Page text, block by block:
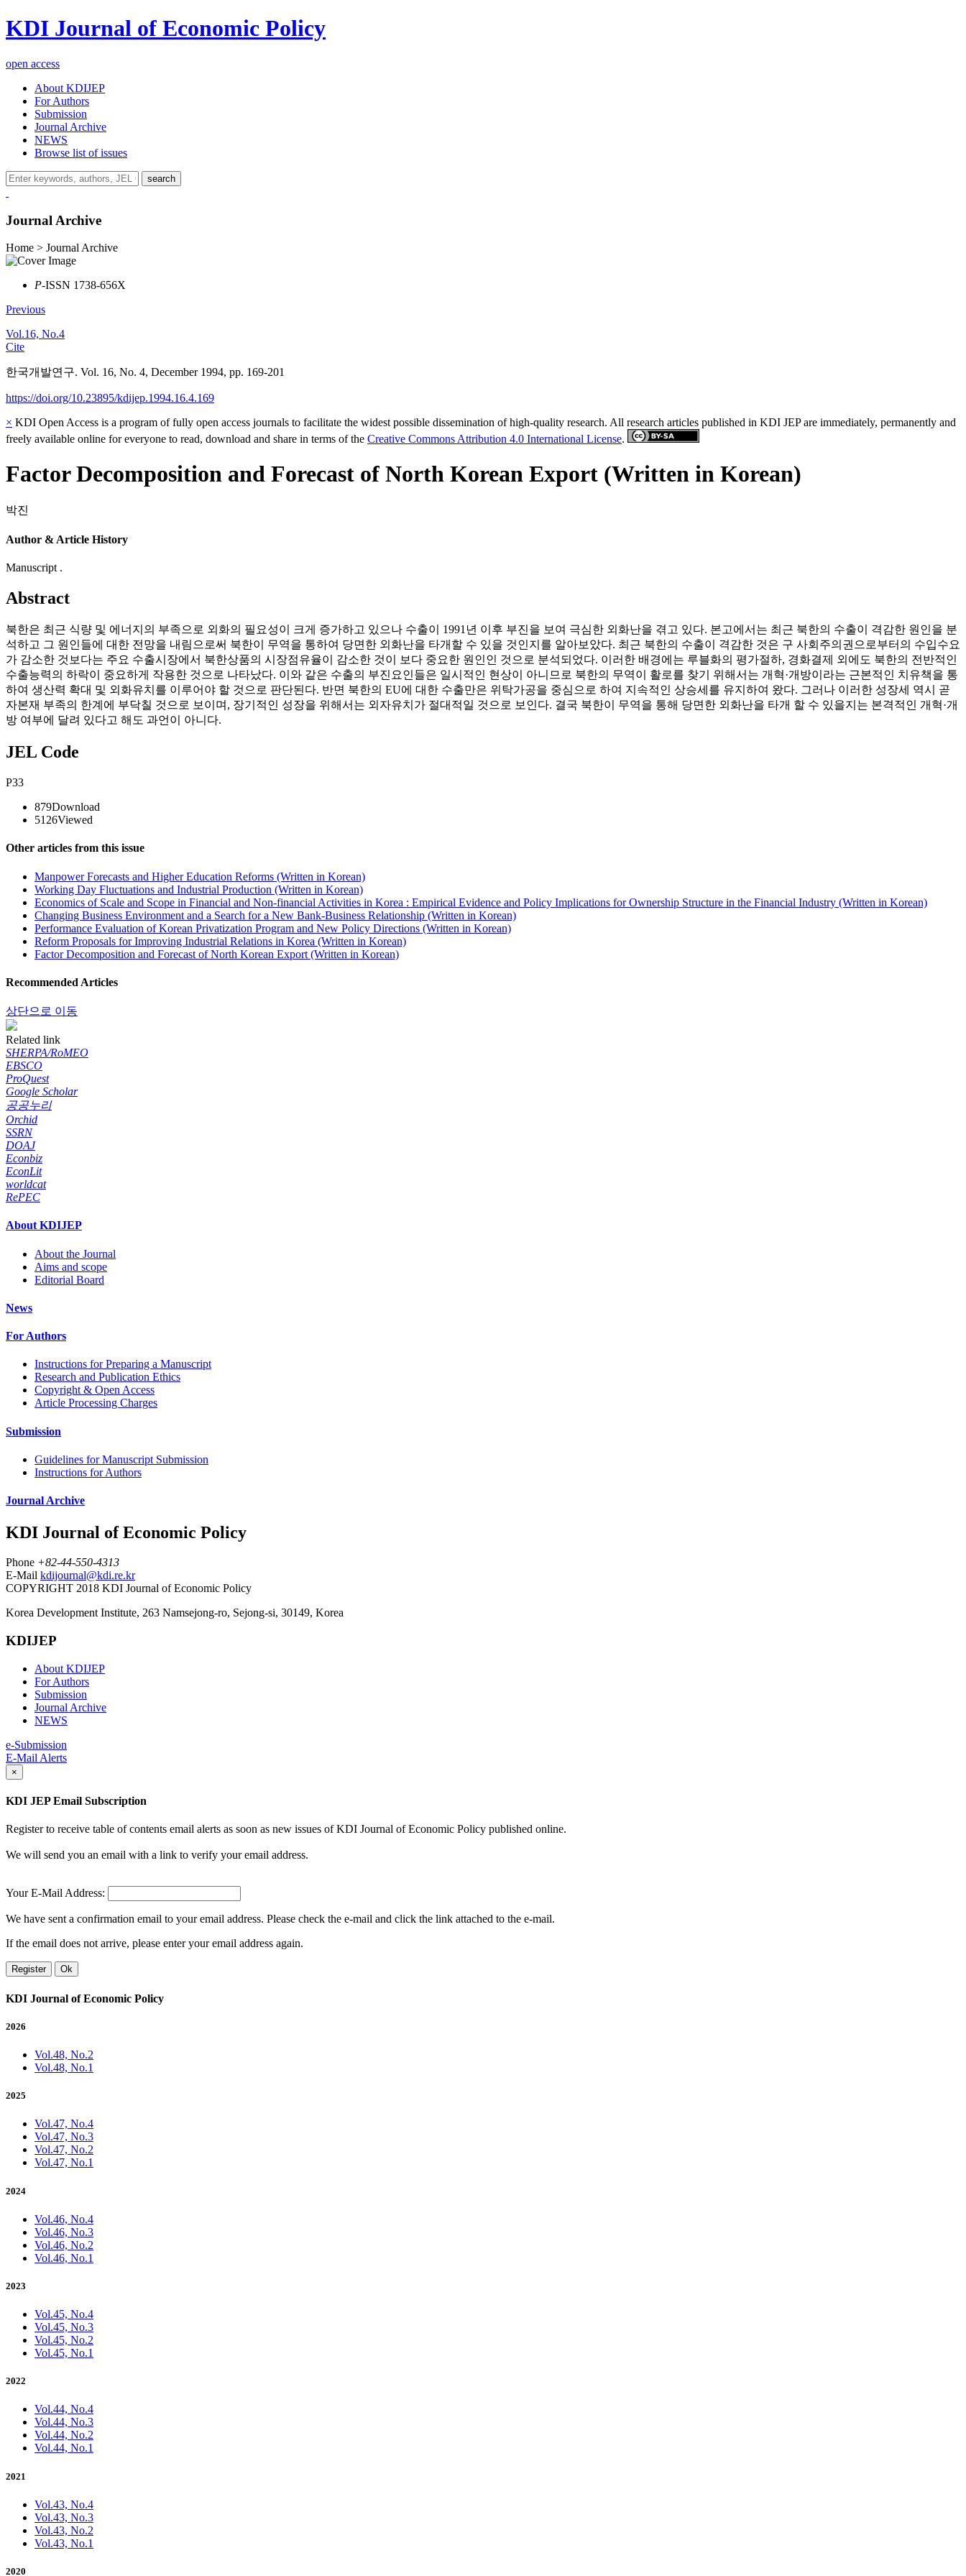
KDI Journal of Economic Policy
open access
About KDIJEP
For Authors
Submission
Journal Archive
NEWS
Browse list of issues
search
Journal Archive
Home > Journal Archive
P-ISSN 1738-656X
Previous
Vol.16, No.4
Cite
한국개발연구. Vol. 16, No. 4, December 1994, pp. 169-201
https://doi.org/10.23895/kdijep.1994.16.4.169
× KDI Open Access is a program of fully open access journals to facilitate the widest possible dissemination of high-quality research. All research articles published in KDI JEP are immediately, permanently and
freely available online for everyone to read, download and share in terms of the Creative Commons Attribution 4.0 International License.
Factor Decomposition and Forecast of North Korean Export (Written in Korean)
박진
Author & Article History
Manuscript .
Abstract
북한은 최근 식량 및 에너지의 부족으로 외화의 필요성이 크게 증가하고 있으나 수출이 1991년 이후 부진을 보여 극심한 외화난을 겪고 있다. 본고에서는 최근 북한의 수출이 격감한 원인을 분
석하고 그 원인들에 대한 전망을 내림으로써 북한이 무역을 통하여 당면한 외화난을 타개할 수 있을 것인지를 알아보았다. 최근 북한의 수출이 격감한 것은 구 사회주의권으로부터의 수입수요
가 감소한 것보다는 주요 수출시장에서 북한상품의 시장점유율이 감소한 것이 보다 중요한 원인인 것으로 분석되었다. 이러한 배경에는 루블화의 평가절하, 경화결제 외에도 북한의 전반적인
수출능력의 하락이 중요하게 작용한 것으로 나타났다. 이와 같은 수출의 부진요인들은 일시적인 현상이 아니므로 북한의 무역이 활로를 찾기 위해서는 개혁·개방이라는 근본적인 치유책을 통
하여 생산력 확대 및 외화유치를 이루어야 할 것으로 판단된다. 반면 북한의 EU에 대한 수출만은 위탁가공을 중심으로 하여 지속적인 상승세를 유지하여 왔다. 그러나 이러한 성장세 역시 곧
자본재 부족의 한계에 부닥칠 것으로 보이며, 장기적인 성장을 위해서는 외자유치가 절대적일 것으로 보인다. 결국 북한이 무역을 통해 당면한 외화난을 타개 할 수 있을지는 본격적인 개혁·개
방 여부에 달려 있다고 해도 과언이 아니다.
JEL Code
P33
879Download
5126Viewed
Other articles from this issue
Manpower Forecasts and Higher Education Reforms (Written in Korean)
Working Day Fluctuations and Industrial Production (Written in Korean)
Economics of Scale and Scope in Financial and Non-financial Activities in Korea : Empirical Evidence and Policy Implications for Ownership Structure in the Financial Industry (Written in Korean)
Changing Business Environment and a Search for a New Bank-Business Relationship (Written in Korean)
Performance Evaluation of Korean Privatization Program and New Policy Directions (Written in Korean)
Reform Proposals for Improving Industrial Relations in Korea (Written in Korean)
Factor Decomposition and Forecast of North Korean Export (Written in Korean)
Recommended Articles
상단으로 이동
Related link
SHERPA/RoMEO
EBSCO
ProQuest
Google Scholar
공공누리
Orchid
SSRN
DOAJ
Econbiz
EconLit
worldcat
RePEC
About KDIJEP
About the Journal
Aims and scope
Editorial Board
News
For Authors
Instructions for Preparing a Manuscript
Research and Publication Ethics
Copyright & Open Access
Article Processing Charges
Submission
Guidelines for Manuscript Submission
Instructions for Authors
Journal Archive
KDI Journal of Economic Policy
Phone +82-44-550-4313
E-Mail kdijournal@kdi.re.kr
COPYRIGHT 2018 KDI Journal of Economic Policy
Korea Development Institute, 263 Namsejong-ro, Sejong-si, 30149, Korea
KDIJEP
About KDIJEP
For Authors
Submission
Journal Archive
NEWS
e-Submission
E-Mail Alerts
×
KDI JEP Email Subscription
Register to receive table of contents email alerts as soon as new issues of KDI Journal of Economic Policy published online.
We will send you an email with a link to verify your email address.
Your E-Mail Address:
We have sent a confirmation email to your email address. Please check the e-mail and click the link attached to the e-mail.
If the email does not arrive, please enter your email address again.
Register Ok
KDI Journal of Economic Policy
2026
Vol.48, No.2
Vol.48, No.1
2025
Vol.47, No.4
Vol.47, No.3
Vol.47, No.2
Vol.47, No.1
2024
Vol.46, No.4
Vol.46, No.3
Vol.46, No.2
Vol.46, No.1
2023
Vol.45, No.4
Vol.45, No.3
Vol.45, No.2
Vol.45, No.1
2022
Vol.44, No.4
Vol.44, No.3
Vol.44, No.2
Vol.44, No.1
2021
Vol.43, No.4
Vol.43, No.3
Vol.43, No.2
Vol.43, No.1
2020